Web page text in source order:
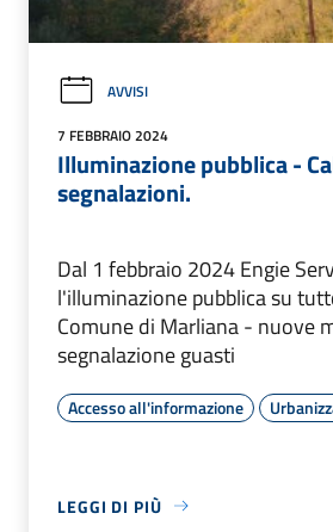
AVVISI
7 FEBBRAIO 2024
Illuminazione pubblica -
segnalazioni.
Dal 1 febbraio 2024 Engie
l'illuminazione pubblica su
Comune di Marliana - nuove
segnalazione guasti
Accesso all'informazione
LEGGI DI PIÙ